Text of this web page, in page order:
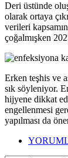
Deri üstünde
olarak ortaya
verileri
çoğalmışken
Erken teşhis ve
sık söyleniyor.
hijyene dikkat
engellenmesi
yapılması da